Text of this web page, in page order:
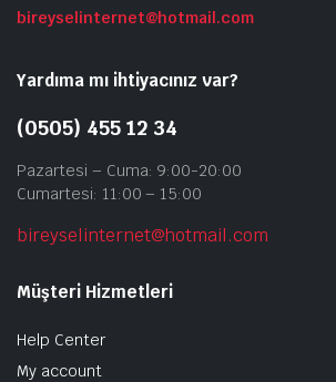
bireyselinternet@hotmail.com
Yardıma mı ihtiyacınız var?
(0505) 455 12 34
Pazartesi – Cuma: 9:00-20:00
Cumartesi: 11:00 – 15:00
bireyselinternet@hotmail.com
Müşteri Hizmetleri
Help Center
My account